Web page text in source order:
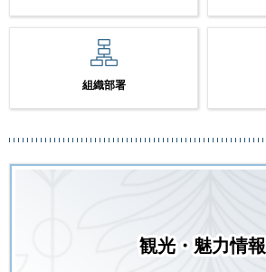
組織部署
観光・魅力情報